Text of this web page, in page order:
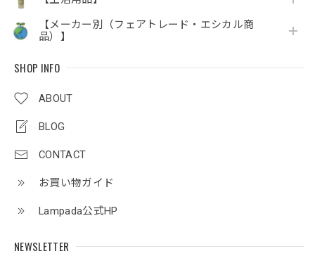
【メーカー別（フェアトレード・エシカル商
品）】
SHOP INFO
ABOUT
BLOG
CONTACT
お買い物ガイド
Lampada公式HP
NEWSLETTER